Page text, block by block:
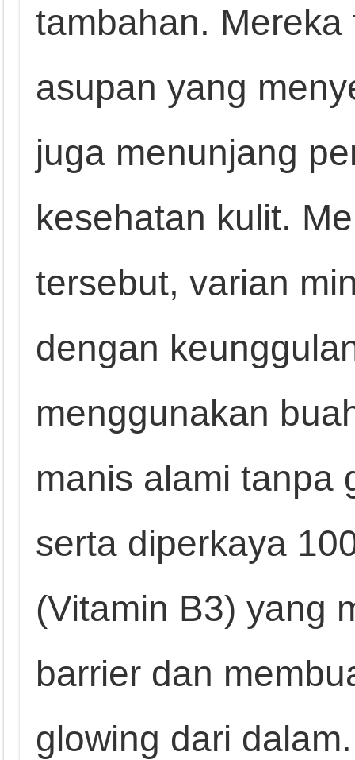
tambahan.
asupan yang
juga menunjang
kesehatan kulit.
tersebut, varian
dengan
menggunakan
manis alami tanpa
serta diperkaya
(Vitamin B3) yang
barrier dan
glowing dari dalam.